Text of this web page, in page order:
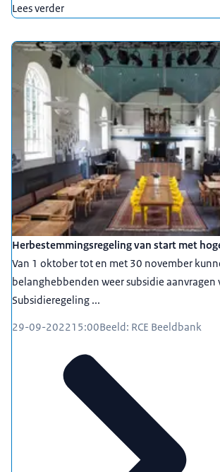
Lees verder
Herbestemmingsregeling van start met
Van 1 oktober tot en met 30 november
belanghebbenden weer subsidie aanvragen
Subsidieregeling ...
29-09-202215:00Beeld: RCE Beeldbank